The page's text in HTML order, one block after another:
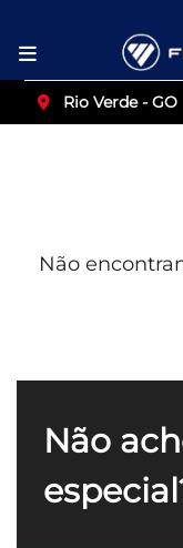
Rio Verde - GO
Não
Não